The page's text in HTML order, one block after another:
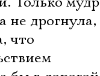
не дрогнула,
что